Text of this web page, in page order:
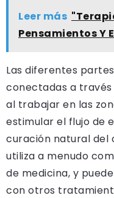
Leer más
Pensamientos Y
Las diferentes
conectadas a través
al trabajar en las
estimular el flujo de
curación natural del
utiliza a menudo
de medicina, y
con otros